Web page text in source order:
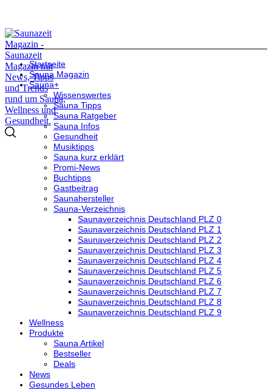
Startseite
Sauna Magazin
Sauna+
Wissenswertes
Sauna Tipps
Sauna Ratgeber
Sauna Infos
Gesundheit
Musiktipps
Sauna kurz erklärt
Promi-News
Buchtipps
Gastbeitrag
Saunahersteller
Sauna-Verzeichnis
Saunaverzeichnis Deutschland PLZ 0
Saunaverzeichnis Deutschland PLZ 1
Saunaverzeichnis Deutschland PLZ 2
Saunaverzeichnis Deutschland PLZ 3
Saunaverzeichnis Deutschland PLZ 4
Saunaverzeichnis Deutschland PLZ 5
Saunaverzeichnis Deutschland PLZ 6
Saunaverzeichnis Deutschland PLZ 7
Saunaverzeichnis Deutschland PLZ 8
Saunaverzeichnis Deutschland PLZ 9
Wellness
Produkte
Sauna Artikel
Bestseller
Deals
News
Gesundes Leben